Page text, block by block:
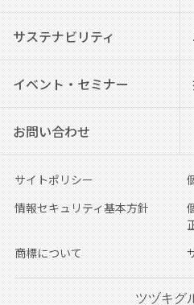
サステナビリティ
イベント・セミナー
お問い合わせ
サイトポリシー
情報セキュリティ基本方針
商標について
ツヅキグ